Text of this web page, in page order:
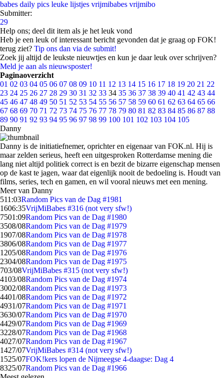
babes daily pics leuke lijstjes vrijmibabes vrijmibo
Submitter:
29
Help ons; deel dit item als je het leuk vond
Heb je een leuk of interessant bericht gevonden dat je graag op FOK!
terug ziet? Tip ons dan via de submit!
Zoek jij altijd de leukste nieuwtjes en kun je daar leuk over schrijven?
Meld je aan als nieuwsposter!
Paginaoverzicht
01 02 03 04 05 06 07 08 09 10 11 12 13 14 15 16 17 18 19 20 21 22
23 24 25 26 27 28 29 30 31 32 33 34 35 36 37 38 39 40 41 42 43 44
45 46 47 48 49 50 51 52 53 54 55 56 57 58 59 60 61 62 63 64 65 66
67 68 69 70 71 72 73 74 75 76 77 78 79 80 81 82 83 84 85 86 87 88
89 90 91 92 93 94 95 96 97 98 99 100 101 102 103 104 105
Danny
Danny is de initiatiefnemer, oprichter en eigenaar van FOK.nl. Hij is
maar zelden serieus, heeft een uitgesproken Rotterdamse mening die
lang niet altijd politiek correct is en bezit de bizarre eigenschap mensen
op de kast te jagen, waar dat eigenlijk nooit de bedoeling is. Houdt van
films, series, tech en gamen, en wil vooral nieuws met een mening.
Meer van Danny
511:03Random Pics van de Dag #1981
1606:35VrijMiBabes #316 (not very sfw!)
7501:09Random Pics van de Dag #1980
3508/08Random Pics van de Dag #1979
1907/08Random Pics van de Dag #1978
3806/08Random Pics van de Dag #1977
1205/08Random Pics van de Dag #1976
2304/08Random Pics van de Dag #1975
703/08VrijMiBabes #315 (not very sfw!)
4103/08Random Pics van de Dag #1974
3002/08Random Pics van de Dag #1973
4401/08Random Pics van de Dag #1972
4931/07Random Pics van de Dag #1971
3630/07Random Pics van de Dag #1970
4429/07Random Pics van de Dag #1969
3228/07Random Pics van de Dag #1968
4027/07Random Pics van de Dag #1967
1427/07VrijMiBabes #314 (not very sfw!)
1525/07FOK!kers lopen de Nijmeegse 4-daagse: Dag 4
8325/07Random Pics van de Dag #1966